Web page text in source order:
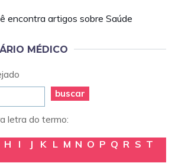
encontra artigos sobre Saúde
MÉDICO
buscar
letra do termo:
H I J K L M N O P Q R S T